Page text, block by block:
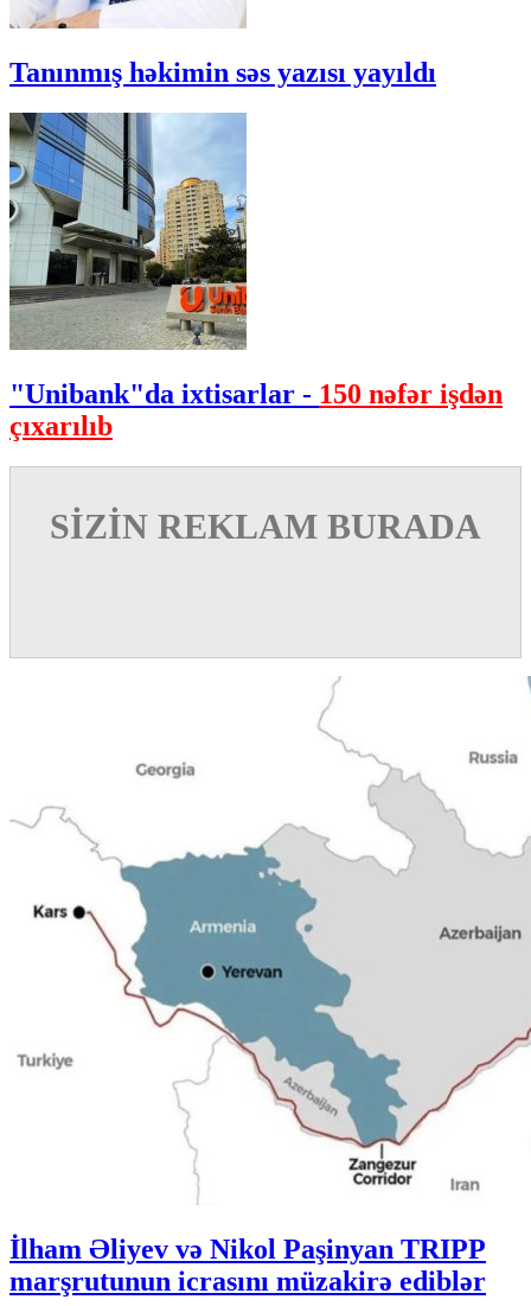
Tanınmış həkimin səs yazısı yayıldı
"Unibank"da ixtisarlar - 150 nəfər işdən
çıxarılıb
SİZİN REKLAM BURADA
İlham Əliyev və Nikol Paşinyan TRIPP
marşrutunun icrasını müzakirə ediblər